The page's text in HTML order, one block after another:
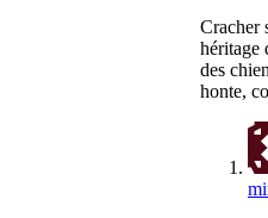
Cracher
héritage
des
honte,